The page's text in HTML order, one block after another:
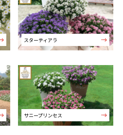
スターティアラ
サニープリンセス